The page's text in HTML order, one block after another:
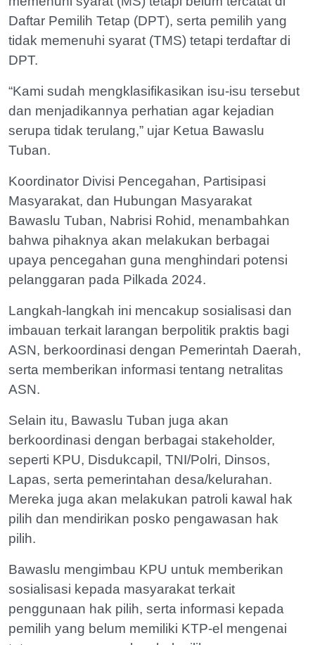
Daftar Pemilih Tetap (DPT), serta pemilih yang
tidak memenuhi syarat (TMS) tetapi terdaftar di
DPT.
“Kami sudah mengklasifikasikan isu-isu tersebut
dan menjadikannya perhatian agar kejadian
serupa tidak terulang,” ujar Ketua Bawaslu
Tuban.
Koordinator Divisi Pencegahan, Partisipasi
Masyarakat, dan Hubungan Masyarakat
Bawaslu Tuban, Nabrisi Rohid, menambahkan
bahwa pihaknya akan melakukan berbagai
upaya pencegahan guna menghindari potensi
pelanggaran pada Pilkada 2024.
Langkah-langkah ini mencakup sosialisasi dan
imbauan terkait larangan berpolitik praktis bagi
ASN, berkoordinasi dengan Pemerintah Daerah,
serta memberikan informasi tentang netralitas
ASN.
Selain itu, Bawaslu Tuban juga akan
berkoordinasi dengan berbagai stakeholder,
seperti KPU, Disdukcapil, TNI/Polri, Dinsos,
Lapas, serta pemerintahan desa/kelurahan.
Mereka juga akan melakukan patroli kawal hak
pilih dan mendirikan posko pengawasan hak
pilih.
Bawaslu mengimbau KPU untuk memberikan
sosialisasi kepada masyarakat terkait
penggunaan hak pilih, serta informasi kepada
pemilih yang belum memiliki KTP-el mengenai